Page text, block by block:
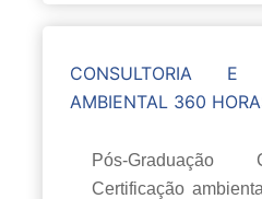
CONSULTORIA E
AMBIENTAL 360
Pós-Graduação
Certificação